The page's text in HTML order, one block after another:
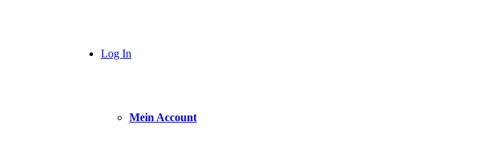
Log In
Mein Account